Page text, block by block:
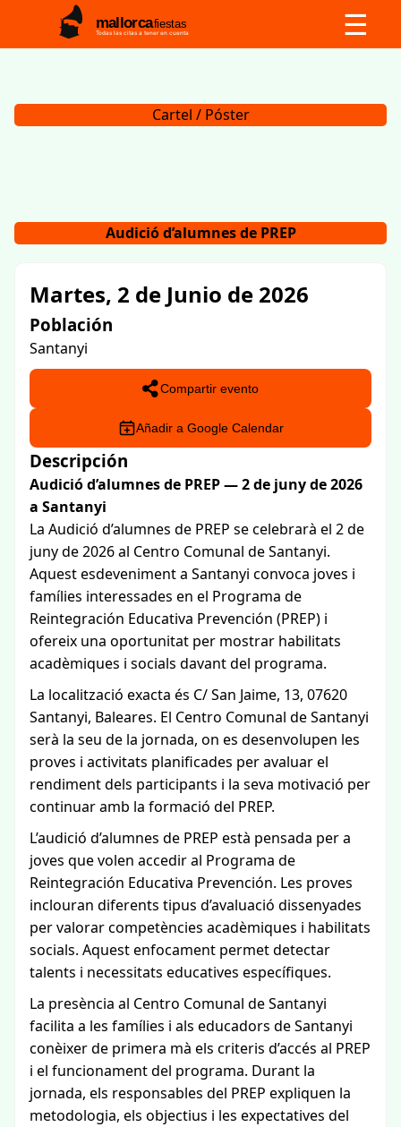
mallorcafiestas
Todas las citas a tener en cuenta ☰
Cartel / Póster
Audició d’alumnes de PREP
Martes, 2 de Junio de 2026
Población
Santanyi
Compartir evento
Añadir a Google Calendar
Descripción
Audició d’alumnes de PREP — 2 de juny de 2026
a Santanyi
La Audició d’alumnes de PREP se celebrarà el 2 de
juny de 2026 al Centro Comunal de Santanyi.
Aquest esdeveniment a Santanyi convoca joves i
famílies interessades en el Programa de
Reintegración Educativa Prevención (PREP) i
ofereix una oportunitat per mostrar habilitats
acadèmiques i socials davant del programa.
La localització exacta és C/ San Jaime, 13, 07620
Santanyi, Baleares. El Centro Comunal de Santanyi
serà la seu de la jornada, on es desenvolupen les
proves i activitats planificades per avaluar el
rendiment dels participants i la seva motivació per
continuar amb la formació del PREP.
L’audició d’alumnes de PREP està pensada per a
joves que volen accedir al Programa de
Reintegración Educativa Prevención. Les proves
inclouran diferents tipus d’avaluació dissenyades
per valorar competències acadèmiques i habilitats
socials. Aquest enfocament permet detectar
talents i necessitats educatives específiques.
La presència al Centro Comunal de Santanyi
facilita a les famílies i als educadors de Santanyi
conèixer de primera mà els criteris d’accés al PREP
i el funcionament del programa. Durant la
jornada, els responsables del PREP expliquen la
metodologia, els objectius i les expectatives del